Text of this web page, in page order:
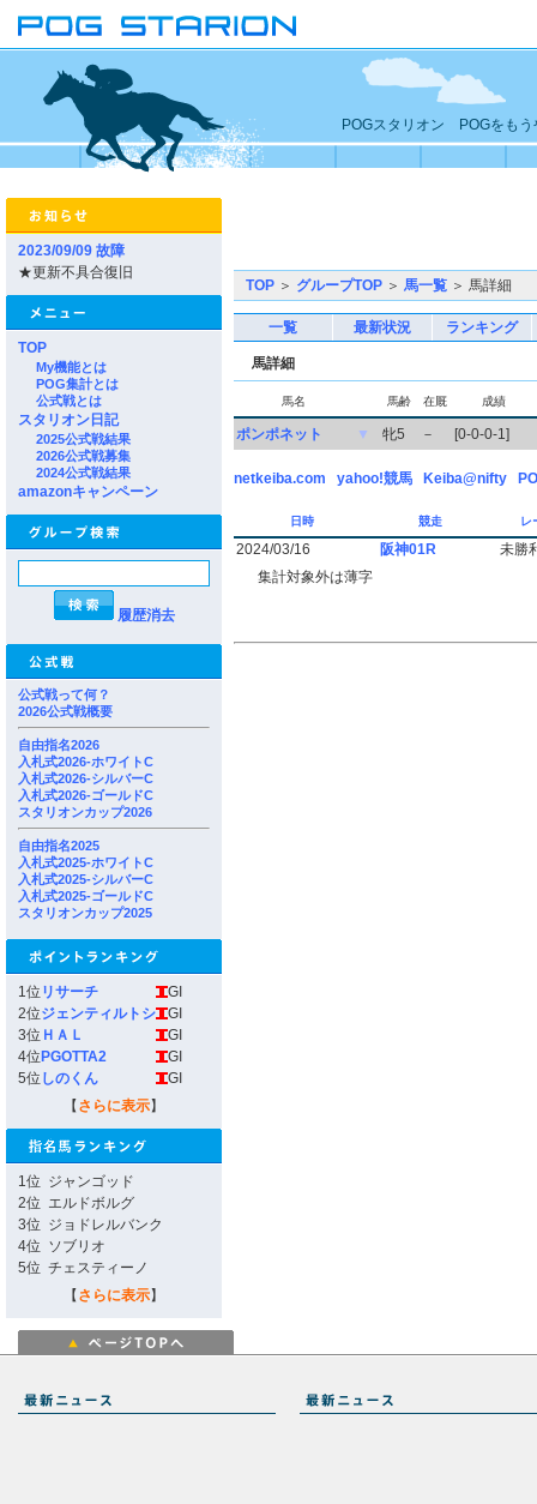
POGスタリオン POGをもう
2023/09/09 故障
★更新不具合復旧
TOP
My機能とは
POG集計とは
公式戦とは
スタリオン日記
2025公式戦結果
2026公式戦募集
2024公式戦結果
amazonキャンペーン
履歴消去
公式戦って何？
2026公式戦概要
自由指名2026
入札式2026-ホワイトC
入札式2026-シルバーC
入札式2026-ゴールドC
スタリオンカップ2026
自由指名2025
入札式2025-ホワイトC
入札式2025-シルバーC
入札式2025-ゴールドC
スタリオンカップ2025
1位 リサーチ
GI
2位ジェンティルトシ
GI
3位 ＨＡＬ
GI
4位 PGOTTA2
GI
5位 しのくん
GI
【 さらに表示】
1位 ジャンゴッド
2位 エルドボルグ
3位 ジョドレルバンク
4位 ソブリオ
5位 チェスティーノ
【 さらに表示】
TOP ＞ グループTOP ＞ 馬一覧 ＞ 馬詳細
一覧 最新状況 ランキング
馬詳細
馬名 馬齢 在厩 成績
ポンポネット ▼ 牝5 － [0-0-0-1]
netkeiba.com yahoo!競馬 Keiba@nifty
日時 競走 レ
2024/03/16 阪神01R
未勝
集計対象外は薄字